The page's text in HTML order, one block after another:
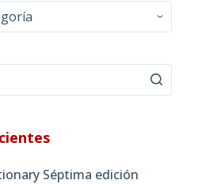
Séptima edición